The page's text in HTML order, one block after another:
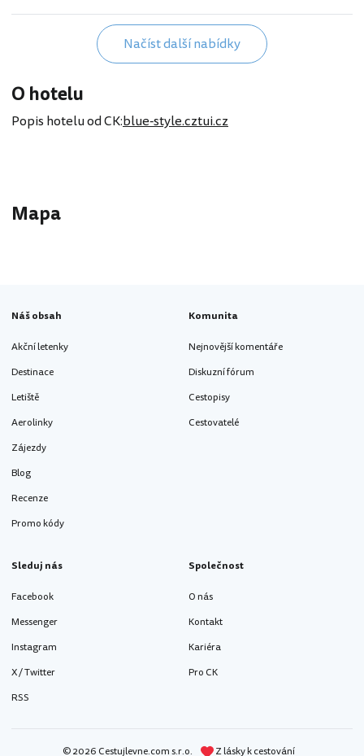
Načíst další nabídky
O hotelu
Popis hotelu od CK:blue-style.cztui.cz
Mapa
Náš obsah
Akční letenky
Destinace
Letiště
Aerolinky
Zájezdy
Blog
Recenze
Promo kódy
Komunita
Nejnovější komentáře
Diskuzní fórum
Cestopisy
Cestovatelé
Sleduj nás
Facebook
Messenger
Instagram
X / Twitter
RSS
Společnost
O nás
Kontakt
Kariéra
Pro CK
© 2026 Cestujlevne.com s.r.o. Z lásky k cestování